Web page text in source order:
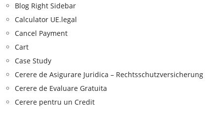
Blog Right Sidebar
Calculator UE.legal
Cancel Payment
Cart
Case Study
Cerere de Asigurare Juridica – Rechtsschutzversicherung
Cerere de Evaluare Gratuita
Cerere pentru un Credit